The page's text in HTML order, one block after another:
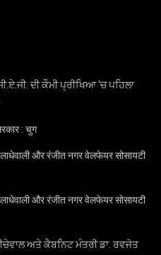
ਦੀ ਕੌਮੀ ਪ੍ਰੀਖਿਆ ‘ਚ ਪਹਿਲਾ
: चुग
लाधेवाली और रंजीत नगर वेलफेयर सोसायटी
लाधेवाली और रंजीत नगर वेलफेयर सोसायटी
ਅਤੇ ਕੈਬਨਿਟ ਮੰਤਰੀ ਡਾ. ਰਵਜੋਤ